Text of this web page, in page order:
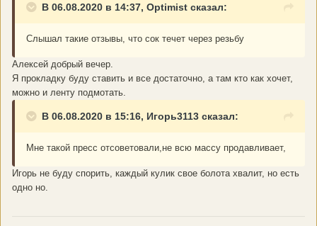
В 06.08.2020 в 14:37, Optimist сказал:
Слышал такие отзывы, что сок течет через резьбу
Алексей добрый вечер.
Я прокладку буду ставить и все достаточно, а там кто как хочет,
можно и ленту подмотать.
В 06.08.2020 в 15:16, Игорь3113 сказал:
Мне такой пресс отсоветовали,не всю массу продавливает,
Игорь не буду спорить, каждый кулик свое болота хвалит, но есть
одно но.